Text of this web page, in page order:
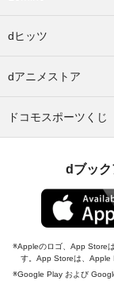
dヒッツ
dアニメストア
ドコモスポーツくじ
dブック
Appleのロゴ、App Store
す。App Storeは、Apple
Google Play および